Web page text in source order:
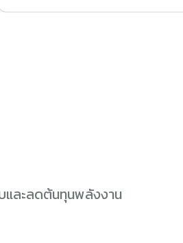
และลดต้นทุนพลังงาน